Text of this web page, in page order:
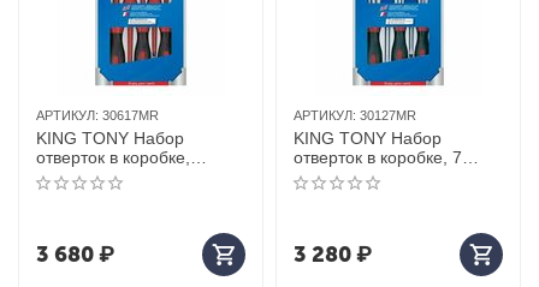
АРТИКУЛ: 30617MR
KING TONY Набор
отверток в коробке,
диэлектрические, 7
предметов
3 680₽
АРТИКУЛ: 30127MR
KING TONY Набор
отверток в коробке, 7
предметов
3 280₽